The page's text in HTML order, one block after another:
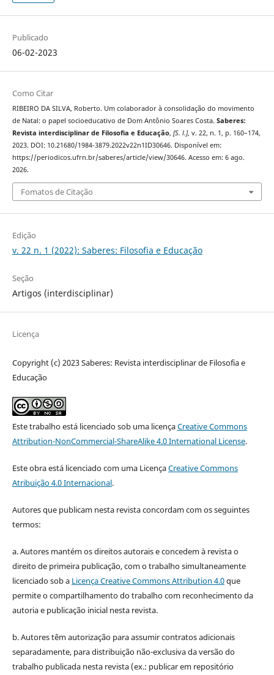
Publicado
06-02-2023
Como Citar
RIBEIRO DA SILVA, Roberto. Um colaborador à consolidação do movimento
de Natal: o papel socioeducativo de Dom Antônio Soares Costa. Saberes:
Revista interdisciplinar de Filosofia e Educação, [S. l.], v. 22, n. 1, p. 160–174,
2023. DOI: 10.21680/1984-3879.2022v22n1ID30646. Disponível em:
https://periodicos.ufrn.br/saberes/article/view/30646. Acesso em: 6 ago.
2026.
Fomatos de Citação
Edição
v. 22 n. 1 (2022): Saberes: Filosofia e Educação
Seção
Artigos (interdisciplinar)
Licença
Copyright (c) 2023 Saberes: Revista interdisciplinar de Filosofia e
Educação
Este trabalho está licenciado sob uma licençaCreative Commons
Attribution-NonCommercial-ShareAlike 4.0 International License.
Este obra está licenciado com uma LicençaCreative Commons
Atribuição 4.0 Internacional.
Autores que publicam nesta revista concordam com os seguintes
termos:
a. Autores mantém os direitos autorais e concedem à revista o
direito de primeira publicação, com o trabalho simultaneamente
licenciado sob a Licença Creative Commons Attribution 4.0que
permite o compartilhamento do trabalho com reconhecimento da
autoria e publicação inicial nesta revista.
b. Autores têm autorização para assumir contratos adicionais
separadamente, para distribuição não-exclusiva da versão do
trabalho publicada nesta revista (ex.: publicar em repositório